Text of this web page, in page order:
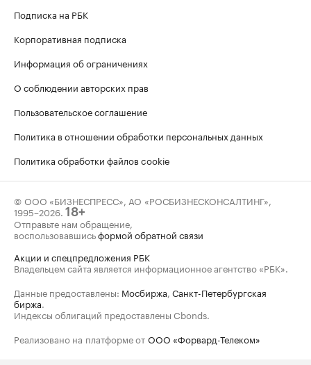
Подписка на РБК
Корпоративная подписка
Информация об ограничениях
О соблюдении авторских прав
Пользовательское соглашение
Политика в отношении обработки персональных данных
Политика обработки файлов cookie
© ООО «БИЗНЕСПРЕСС», АО «РОСБИЗНЕСКОНСАЛТИНГ»,
1995–2026. 18+
Отправьте нам обращение,
воспользовавшисьформой обратной связи
Акции и спецпредложения РБК
Владельцем сайта является информационное агентство «РБК».
Данные предоставлены: Мосбиржа, Санкт-Петербургская
биржа.
Индексы облигаций предоставлены Cbonds.
Реализовано на платформе от ООО «Форвард-Телеком»